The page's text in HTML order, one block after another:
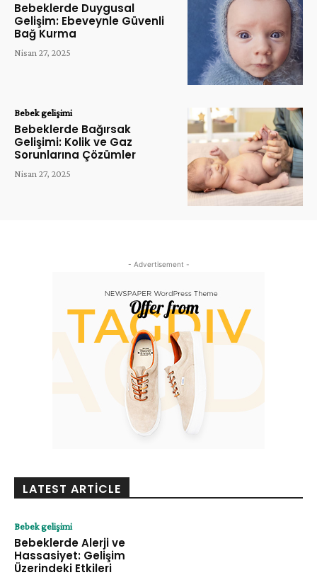
Bebeklerde Duygusal
Gelişim: Ebeveynle Güvenli
Bağ Kurma
Nisan 27, 2025
Bebek gelişimi
Bebeklerde Bağırsak
Gelişimi: Kolik ve Gaz
Sorunlarına Çözümler
Nisan 27, 2025
- Advertisement -
LATEST ARTICLE
Bebek gelişimi
Bebeklerde Alerji ve
Hassasiyet: Gelişim
Üzerindeki Etkileri